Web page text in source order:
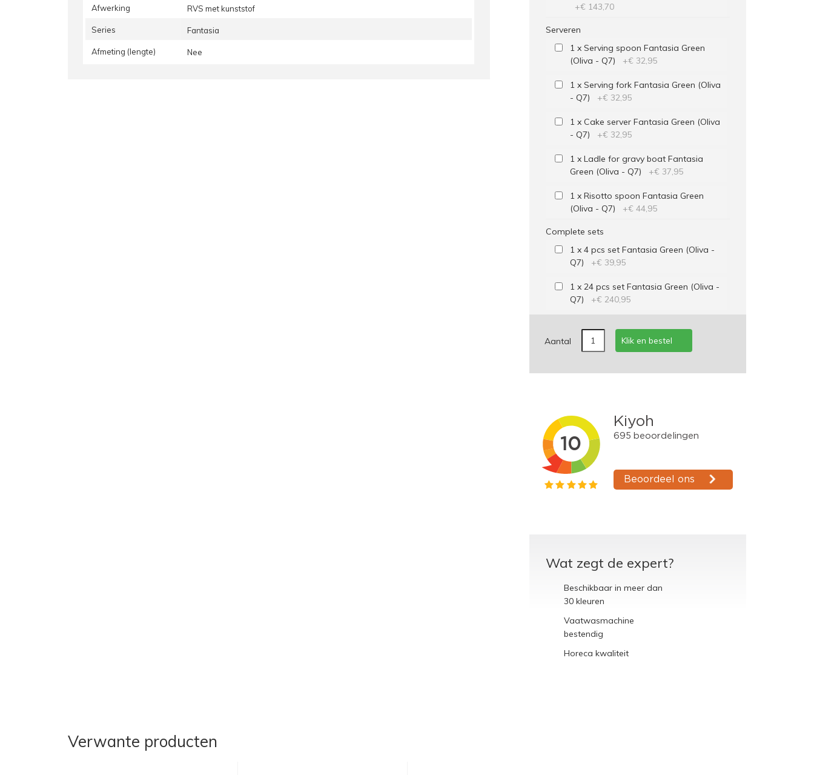
Afwerking RVS met kunststof
Series Fantasia
Afmeting (lengte) Nee
+€ 143,70
Serveren
1 x Serving spoon Fantasia Green
(Oliva - Q7) +€ 32,95
1 x Serving fork Fantasia Green (Oliva
- Q7) +€ 32,95
1 x Cake server Fantasia Green (Oliva
- Q7) +€ 32,95
1 x Ladle for gravy boat Fantasia
Green (Oliva - Q7) +€ 37,95
1 x Risotto spoon Fantasia Green
(Oliva - Q7) +€ 44,95
Complete sets
1 x 4 pcs set Fantasia Green (Oliva -
Q7) +€ 39,95
1 x 24 pcs set Fantasia Green (Oliva -
Q7) +€ 240,95
Aantal Klik en bestel
Wat zegt de expert?
Beschikbaar in meer dan
30 kleuren
Vaatwasmachine
bestendig
Horeca kwaliteit
Verwante producten